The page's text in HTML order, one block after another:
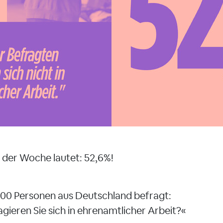
Woche lautet: 52,6%!
Personen aus Deutschland befragt:
Sie sich in ehrenamtlicher Arbeit?«